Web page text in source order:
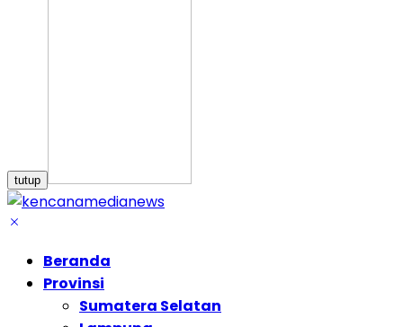
tutup
Beranda
Provinsi
Sumatera Selatan